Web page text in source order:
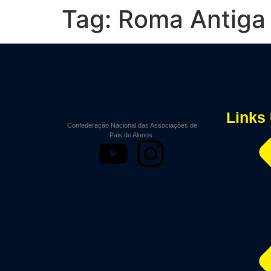
Tag: Roma Antiga
Confederação Nacional das Associações de
Pais de Alunos
Links